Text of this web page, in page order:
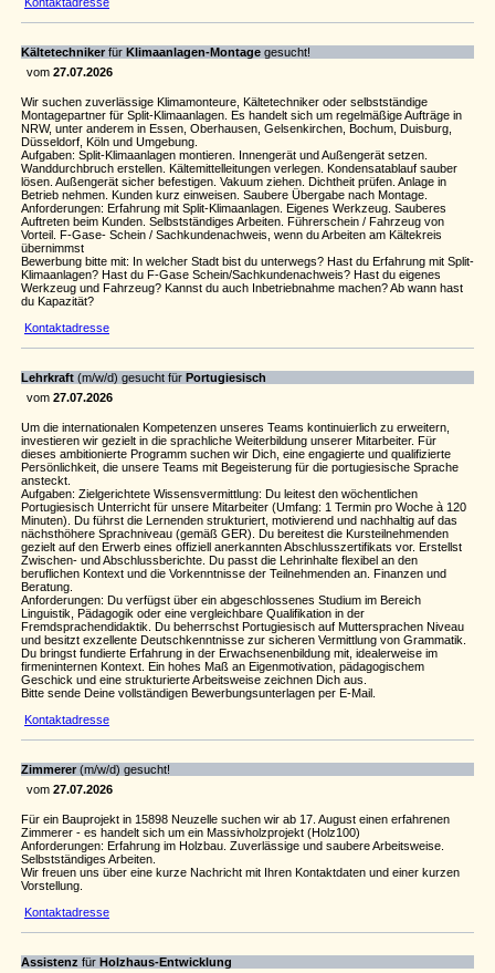
Kältetechniker für Klimaanlagen-Montage gesucht!
vom 27.07.2026
Wir suchen zuverlässige Klimamonteure, Kältetechniker oder selbstständige
Montagepartner für Split-Klimaanlagen. Es handelt sich um regelmäßige Aufträge in
NRW, unter anderem in Essen, Oberhausen, Gelsenkirchen, Bochum, Duisburg,
Düsseldorf, Köln und Umgebung.
Aufgaben: Split-Klimaanlagen montieren. Innengerät und Außengerät setzen.
Wanddurchbruch erstellen. Kältemittelleitungen verlegen. Kondensatablauf sauber
lösen. Außengerät sicher befestigen. Vakuum ziehen. Dichtheit prüfen. Anlage in
Betrieb nehmen. Kunden kurz einweisen. Saubere Übergabe nach Montage.
Anforderungen: Erfahrung mit Split-Klimaanlagen. Eigenes Werkzeug. Sauberes
Auftreten beim Kunden. Selbstständiges Arbeiten. Führerschein / Fahrzeug von
Vorteil. F-Gase- Schein / Sachkundenachweis, wenn du Arbeiten am Kältekreis
übernimmst
Bewerbung bitte mit: In welcher Stadt bist du unterwegs? Hast du Erfahrung mit Split-
Klimaanlagen? Hast du F-Gase Schein/Sachkundenachweis? Hast du eigenes
Werkzeug und Fahrzeug? Kannst du auch Inbetriebnahme machen? Ab wann hast
du Kapazität?
Kontaktadresse
Lehrkraft (m/w/d) gesucht für Portugiesisch
vom 27.07.2026
Um die internationalen Kompetenzen unseres Teams kontinuierlich zu erweitern,
investieren wir gezielt in die sprachliche Weiterbildung unserer Mitarbeiter. Für
dieses ambitionierte Programm suchen wir Dich, eine engagierte und qualifizierte
Persönlichkeit, die unsere Teams mit Begeisterung für die portugiesische Sprache
ansteckt.
Aufgaben: Zielgerichtete Wissensvermittlung: Du leitest den wöchentlichen
Portugiesisch Unterricht für unsere Mitarbeiter (Umfang: 1 Termin pro Woche à 120
Minuten). Du führst die Lernenden strukturiert, motivierend und nachhaltig auf das
nächsthöhere Sprachniveau (gemäß GER). Du bereitest die Kursteilnehmenden
gezielt auf den Erwerb eines offiziell anerkannten Abschlusszertifikats vor. Erstellst
Zwischen- und Abschlussberichte. Du passt die Lehrinhalte flexibel an den
beruflichen Kontext und die Vorkenntnisse der Teilnehmenden an. Finanzen und
Beratung.
Anforderungen: Du verfügst über ein abgeschlossenes Studium im Bereich
Linguistik, Pädagogik oder eine vergleichbare Qualifikation in der
Fremdsprachendidaktik. Du beherrschst Portugiesisch auf Muttersprachen Niveau
und besitzt exzellente Deutschkenntnisse zur sicheren Vermittlung von Grammatik.
Du bringst fundierte Erfahrung in der Erwachsenenbildung mit, idealerweise im
firmeninternen Kontext. Ein hohes Maß an Eigenmotivation, pädagogischem
Geschick und eine strukturierte Arbeitsweise zeichnen Dich aus.
Bitte sende Deine vollständigen Bewerbungsunterlagen per E-Mail.
Kontaktadresse
Zimmerer (m/w/d) gesucht!
vom 27.07.2026
Für ein Bauprojekt in 15898 Neuzelle suchen wir ab 17. August einen erfahrenen
Zimmerer - es handelt sich um ein Massivholzprojekt (Holz100)
Anforderungen: Erfahrung im Holzbau. Zuverlässige und saubere Arbeitsweise.
Selbstständiges Arbeiten.
Wir freuen uns über eine kurze Nachricht mit Ihren Kontaktdaten und einer kurzen
Vorstellung.
Kontaktadresse
Assistenz für Holzhaus-Entwicklung